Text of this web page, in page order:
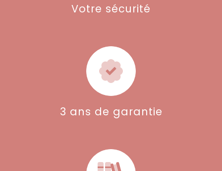
Votre sécurité
3 ans de garantie